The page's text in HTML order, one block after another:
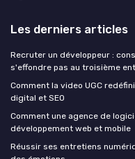
Les derniers articles
Recruter un développeur :
s'effondre pas au troisième
Comment la video UGC
digital et SEO
Comment une agence de
développement web et mobile
Réussir ses entretiens